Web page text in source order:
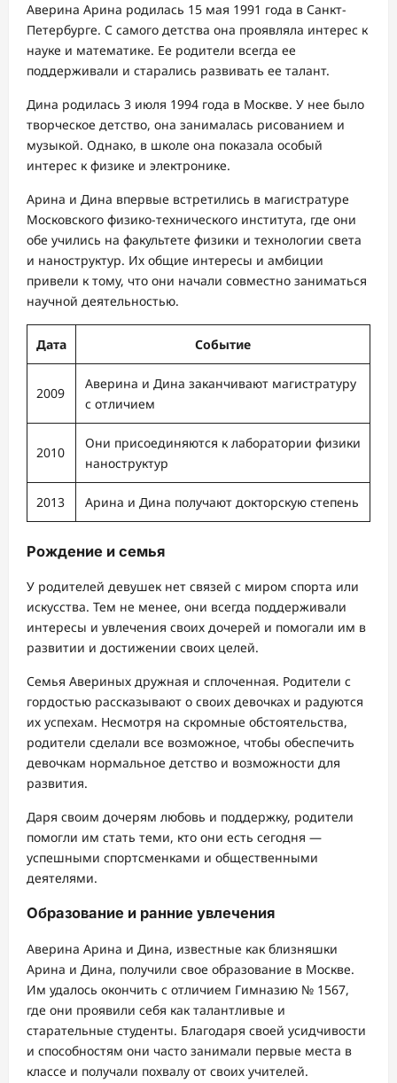
Аверина Арина родилась 15 мая 1991 года в Санкт-
Петербурге. С самого детства она проявляла интерес к
науке и математике. Ее родители всегда ее
поддерживали и старались развивать ее талант.
Дина родилась 3 июля 1994 года в Москве. У нее было
творческое детство, она занималась рисованием и
музыкой. Однако, в школе она показала особый
интерес к физике и электронике.
Арина и Дина впервые встретились в магистратуре
Московского физико-технического института, где они
обе учились на факультете физики и технологии света
и наноструктур. Их общие интересы и амбиции
привели к тому, что они начали совместно заниматься
научной деятельностью.
Дата Событие
2009
Аверина и Дина заканчивают магистратуру
с отличием
2010
Они присоединяются к лаборатории физики
наноструктур
2013 Арина и Дина получают докторскую степень
Рождение и семья
У родителей девушек нет связей с миром спорта или
искусства. Тем не менее, они всегда поддерживали
интересы и увлечения своих дочерей и помогали им в
развитии и достижении своих целей.
Семья Авериных дружная и сплоченная. Родители с
гордостью рассказывают о своих девочках и радуются
их успехам. Несмотря на скромные обстоятельства,
родители сделали все возможное, чтобы обеспечить
девочкам нормальное детство и возможности для
развития.
Даря своим дочерям любовь и поддержку, родители
помогли им стать теми, кто они есть сегодня —
успешными спортсменками и общественными
деятелями.
Образование и ранние увлечения
Аверина Арина и Дина, известные как близняшки
Арина и Дина, получили свое образование в Москве.
Им удалось окончить с отличием Гимназию № 1567,
где они проявили себя как талантливые и
старательные студенты. Благодаря своей усидчивости
и способностям они часто занимали первые места в
классе и получали похвалу от своих учителей.